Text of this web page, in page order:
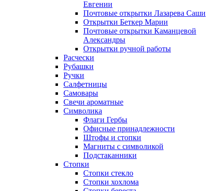
Евгении
Почтовые открытки Лазарева Саши
Открытки Беткер Марии
Почтовые открытки Каманцевой
Александры
Открытки ручной работы
Расчески
Рубашки
Ручки
Салфетницы
Самовары
Свечи ароматные
Символика
Флаги Гербы
Офисные принадлежности
Штофы и стопки
Магниты с символикой
Подстаканники
Стопки
Стопки стекло
Стопки хохлома